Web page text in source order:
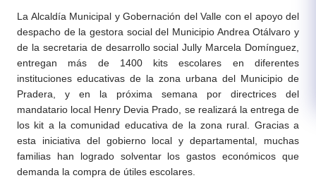
​La Alcaldía Municipal y Gobernación del Valle con el apoyo del
despacho de la gestora social del Municipio Andrea Otálvaro y
de la secretaria de desarrollo social Jully Marcela Domínguez,
entregan más de 1400 kits escolares en diferentes
instituciones educativas de la zona urbana del Municipio de
Pradera, y en la próxima semana por directrices del
mandatario local Henry Devia Prado, se realizará la entrega de
los kit a la comunidad educativa de la zona rural. Gracias a
esta iniciativa del gobierno local y departamental, muchas
familias han logrado solventar los gastos e​conómicos que
demanda la compra de útiles escolares.​​